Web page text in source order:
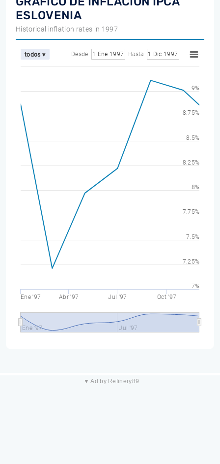
ESLOVENIA
Historical inflation rates in 1997
todos ▾ Desde 1 Ene 1997 Hasta 1 Dic 1997
Ene '97 Abr '97 Jul '97 Oct '97
Ene '97 Jul '97
7%
7.25%
7.5%
7.75%
8%
8.25%
8.5%
8.75%
9%
▼ Ad by Refinery89